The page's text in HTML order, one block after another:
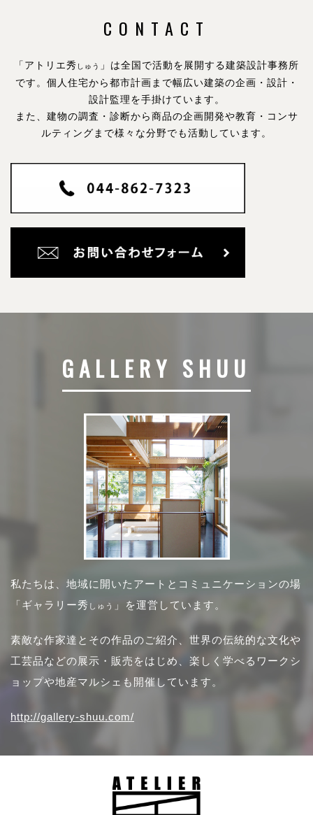
CONTACT
「アトリエ秀 しゅう
」は全国で活動を展開する建築設計事務所
です。 個人住宅から都市計画まで幅広い建築の企画・設計・
設計監理を手掛けています。
また、建物の調査・診断から商品の企画開発や教育・コンサ
ルティングまで様々な分野でも活動しています。
GALLERY SHUU
私たちは、地域に開いたアートとコミュニケーションの場
「ギャラリー秀 しゅう 」を運営しています。
素敵な作家達とその作品のご紹介、世界の伝統的な文化や
工芸品などの展示・販売をはじめ、楽しく学べるワークシ
ョップや地産マルシェも開催しています。
http://gallery-shuu.com/